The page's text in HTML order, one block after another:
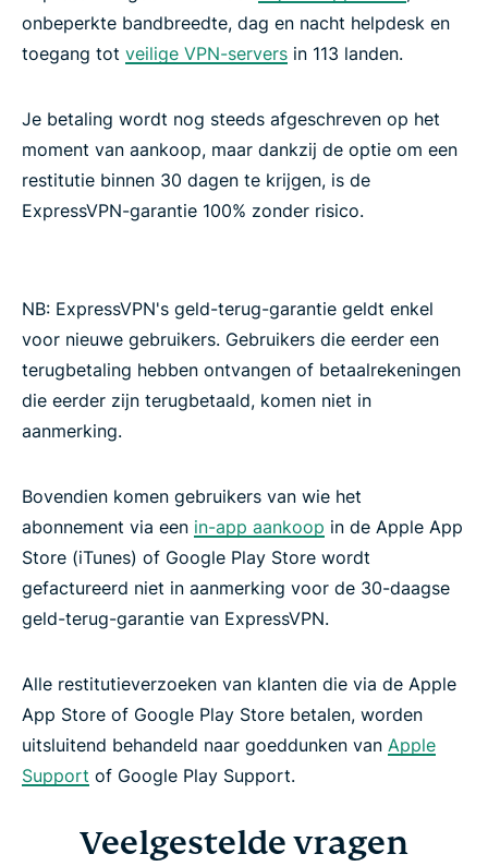
onbeperkte bandbreedte, dag en nacht helpdesk en
toegang tot veilige VPN-servers in 113 landen.
Je betaling wordt nog steeds afgeschreven op het
moment van aankoop, maar dankzij de optie om een ​​
restitutie binnen 30 dagen te krijgen, is de
ExpressVPN-garantie 100% zonder risico.
NB: ExpressVPN's geld-terug-garantie geldt enkel
voor nieuwe gebruikers. Gebruikers die eerder een
terugbetaling hebben ontvangen of betaalrekeningen
die eerder zijn terugbetaald, komen niet in
aanmerking.
Bovendien komen gebruikers van wie het
abonnement via een in-app aankoop in de Apple App
Store (iTunes) of Google Play Store wordt
gefactureerd niet in aanmerking voor de 30-daagse
geld-terug-garantie van ExpressVPN.
Alle restitutieverzoeken van klanten die via de Apple
App Store of Google Play Store betalen, worden
uitsluitend behandeld naar goeddunken van Apple
Support of Google Play Support.
Veelgestelde vragen